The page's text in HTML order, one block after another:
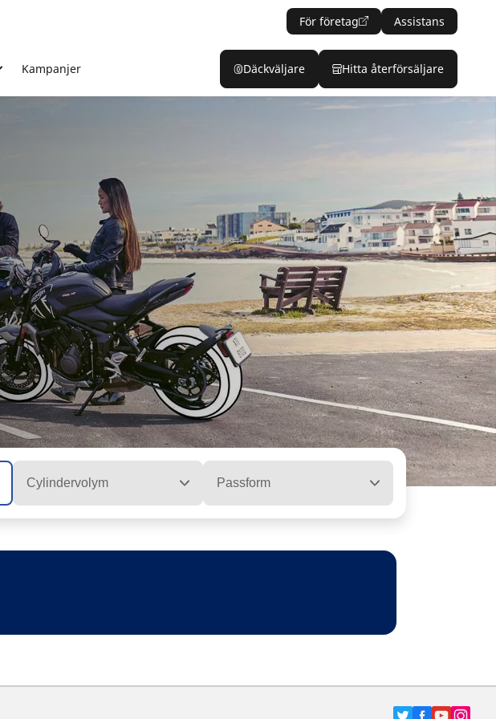
För företag Assistans
Kampanjer Däckväljare Hitta återförsäljare
Cylindervolym Passform